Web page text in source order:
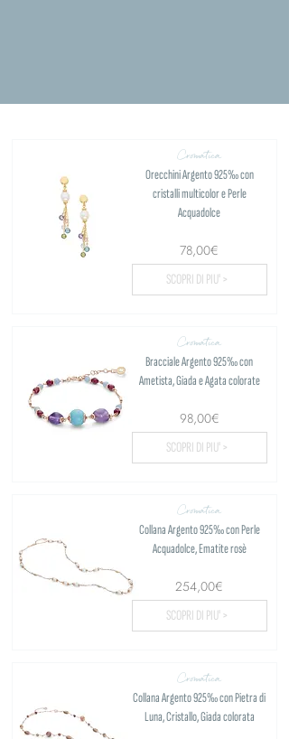
Cromatica
Orecchini Argento 925‰ con
cristalli multicolor e Perle
Acquadolce
78,00€
SCOPRI DI PIU' >
Cromatica
Bracciale Argento 925‰ con
Ametista, Giada e Agata colorate
98,00€
SCOPRI DI PIU' >
Cromatica
Collana Argento 925‰ con Perle
Acquadolce, Ematite rosè
254,00€
SCOPRI DI PIU' >
Cromatica
Collana Argento 925‰ con Pietra di
Luna, Cristallo, Giada colorata